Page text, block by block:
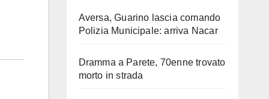
Aversa, Guarino lascia comando
Polizia Municipale: arriva Nacar
Dramma a Parete, 70enne trovato
morto in strada